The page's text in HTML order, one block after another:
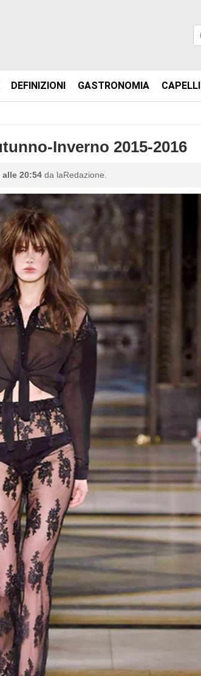
DEFINIZIONI GASTRONOMIA CAPELLI
Inverno 2015-2016
alle 20:54 da laRedazione.